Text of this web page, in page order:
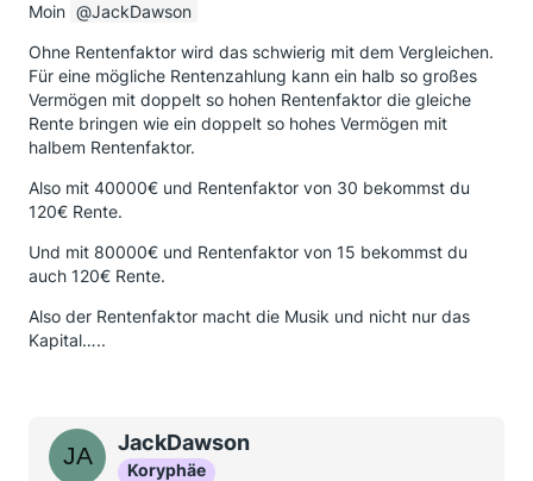
Moin
JackDawson
Ohne Rentenfaktor wird das schwierig mit dem Vergleichen.
Für eine mögliche Rentenzahlung kann ein halb so großes
Vermögen mit doppelt so hohen Rentenfaktor die gleiche
Rente bringen wie ein doppelt so hohes Vermögen mit
halbem Rentenfaktor.
Also mit 40000€ und Rentenfaktor von 30 bekommst du
120€ Rente.
Und mit 80000€ und Rentenfaktor von 15 bekommst du
auch 120€ Rente.
Also der Rentenfaktor macht die Musik und nicht nur das
Kapital…..
JackDawson
Koryphäe